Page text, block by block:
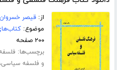
از:قیصر
موضوع:
۲۰۰ صفحه
برچسب‌ها:
و فلسفه سیاسی